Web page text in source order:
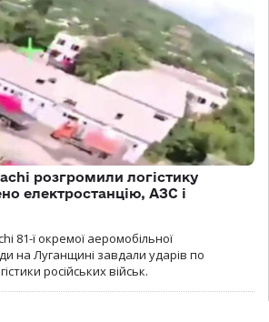
розгромили логістику
електростанцію, АЗС і
81-ї окремої аеромобільної
на Луганщині завдали ударів по
російських військ.